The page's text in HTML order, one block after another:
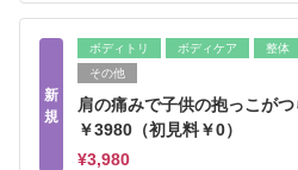
新
規
ボディトリ ボディケア 整体
その他
肩の痛みで子供の抱っこが
￥3980（初見料￥0）
¥3,980